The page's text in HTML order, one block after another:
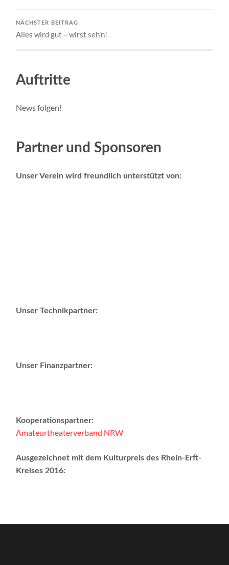
NÄCHSTER BEITRAG
Alles wird gut – wirst seh’n!
Auftritte
News folgen!
Partner und Sponsoren
Unser Verein wird freundlich unterstützt von:
Unser Technikpartner:
Unser Finanzpartner:
Kooperationspartner:
Amateurtheaterverband NRW
Ausgezeichnet mit dem Kulturpreis des Rhein-Erft-
Kreises 2016: